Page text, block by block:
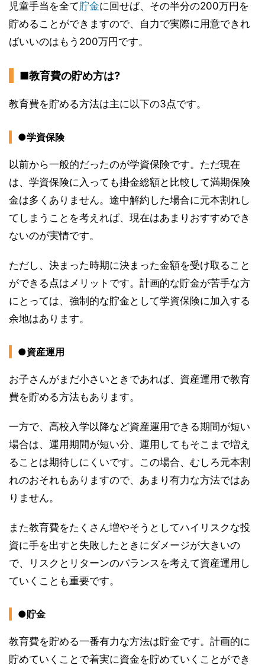
児童手当を全て貯金に回せば、その半分の200万円を
貯めることができますので、自力で実際に用意できれ
ばいいのはもう200万円です。
■教育費の貯め方は?
教育費を貯める方法は主に以下の3点です。
●学資保険
以前から一般的だったのが学資保険です。ただ現在
は、学資保険に入っても掛金総額と比較して満期保険
金は多くありません。途中解約した場合に元本割れし
てしまうことを考えれば、現在はあまりおすすめでき
ないのが実情です。
ただし、決まった時期に決まった金額を受け取ること
ができる点はメリットです。計画的な貯金が苦手な方
にとっては、強制的な貯金として学資保険に加入する
余地はあります。
●資産運用
お子さんがまだ小さいときであれば、資産運用で教育
費を貯める方法もあります。
一方で、高校入学以降など資産運用できる期間が短い
場合は、運用期間が短い分、運用してもそこまで増え
ることは期待しにくいです。この場合、むしろ元本割
れのおそれもありますので、あまり有力な方法ではあ
りません。
また教育費をたくさん増やそうとしてハイリスクな投
資に手を出すと失敗したときにダメージが大きいの
で、リスクとリターンのバランスを考えて資産運用し
ていくことも重要です。
●貯金
教育費を貯める一番有力な方法は貯金です。計画的に
貯めていくことで着実に資金を貯めていくことができ